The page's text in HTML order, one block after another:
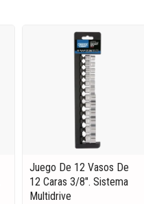
Juego De 12 Vasos De
12 Caras 3/8". Sistema
Multidrive